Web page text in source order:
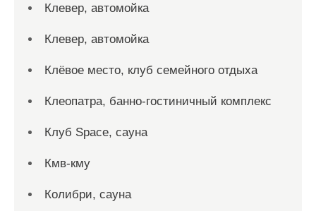
Клевер, автомойка
Клевер, автомойка
Клёвое место, клуб семейного отдыха
Клеопатра, банно-гостиничный комплекс
Клуб Space, сауна
Кмв-кму
Колибри, сауна